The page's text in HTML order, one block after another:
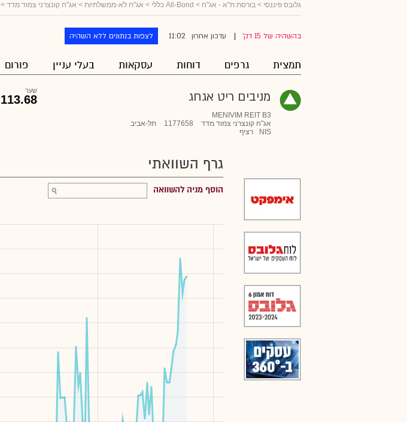
גלובס פיננסי > בורסת ת"א - אג"ח > All-Bond כללי > אג"ח לא-ממשלתיות > אג"ח קונצרני צמוד מדד >
בהשהיה של 15 דק' עדכון אחרון 11:02 לצפות בנתונים ללא השהיה
תמצית גרפים דוחות עסקאות בעלי עניין פורום
מניבים ריט אגחג
MENIVIM REIT B3
אג"ח קונצרני צמוד מדד
1177658
תל-אביב
NIS
רציף
שער
113.68
גרף השוואתי
הוסף מניה להשוואה